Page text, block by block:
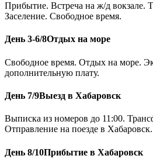
Прибытие. Встреча на ж/д вокзале.
Заселение. Свободное время.
День 3-6/8Отдых на море
Свободное время. Отдых на море.
дополнительную плату.
День 7/9Выезд в Хабаровск
Выписка из номеров до 11:00.
Отправление на поезде в Хабаровск.
День 8/10Прибытие в Хабаровск